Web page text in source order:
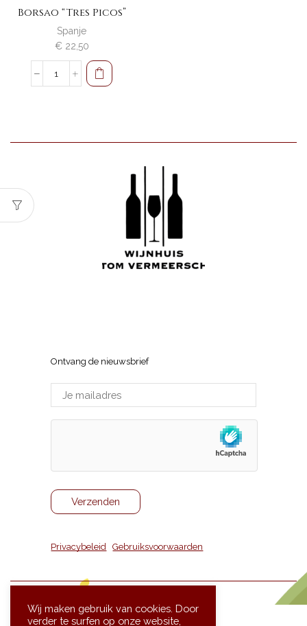
Borsao “Tres Picos”
Spanje
€22,50
Borsao
Ontvang de nieuwsbrief
Privacybeleid |Gebruiksvoorwaarden
Wij maken gebruik van cookies. Door
verder te surfen op onze website,